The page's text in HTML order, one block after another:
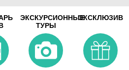
45-547
Coral Travel
1 пом.37
пом.487
ЭКСКУРСИОННЫЕ
ТУРЫ
ЭКСКЛЮЗИВ